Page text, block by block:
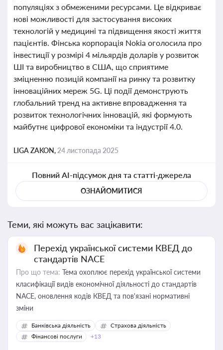
популяціях з обмеженими ресурсами. Це відкриває
нові можливості для застосування високих
технологій у медицині та підвищення якості життя
пацієнтів. Фінська корпорація Nokia оголосила про
інвестиції у розмірі 4 мільярдів доларів у розвиток
ШІ та виробництво в США, що сприятиме
зміцненню позицій компанії на ринку та розвитку
інноваційних мереж 5G. Ці події демонструють
глобальний тренд на активне впровадження та
розвиток технологічних інновацій, які формують
майбутнє цифрової економіки та індустрії 4.0.
LIGA ZAKON, 24 листопада 2025
Повний AI-підсумок дня та статті-джерела
ОЗНАЙОМИТИСЯ
Теми, які можуть вас зацікавити:
Перехід української системи КВЕД до
стандартів NACE
Про що тема: Тема охоплює перехід української системи
класифікації видів економічної діяльності до стандартів
NACE, оновлення кодів КВЕД та пов'язані нормативні
зміни
Банківська діяльність
Страхова діяльність
Фінансові послуги
+13